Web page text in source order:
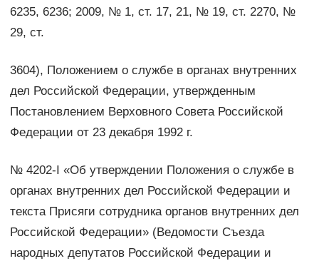
6235, 6236; 2009, № 1, ст. 17, 21, № 19, ст. 2270, №
29, ст.
3604), Положением о службе в органах внутренних
дел Российской Федерации, утвержденным
Постановлением Верховного Совета Российской
Федерации от 23 декабря 1992 г.
№ 4202-I «Об утверждении Положения о службе в
органах внутренних дел Российской Федерации и
текста Присяги сотрудника органов внутренних дел
Российской Федерации» (Ведомости Съезда
народных депутатов Российской Федерации и